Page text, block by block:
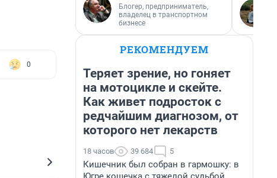
0
Блогер, предприниматель,
владелец в транспортном
бизнесе
РЕКОМЕНДУЕМ
Теряет зрение, но гоняет
на мотоцикле и скейте.
Как живет подросток с
редчайшим диагнозом, от
которого нет лекарств
18 часов 39 684 5
Кишечник был собран в гармошку: в